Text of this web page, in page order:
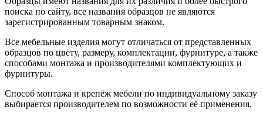
поиска по сайту, все названия образцов не являются
зарегистрированным товарным знаком.
Все мебельные изделия могут отличаться от представленных
образцов по цвету, размеру, комплектации, фурнитуре, а также
способами монтажа и производителями комплектующих и
фурнитуры.
Способ монтажа и крепёж мебели по индивидуальному заказу
выбирается производителем по возможности её применения.